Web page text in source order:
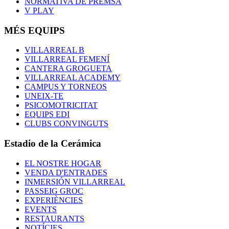
V PLAY
MÉS EQUIPS
VILLARREAL B
VILLARREAL FEMENÍ
CANTERA GROGUETA
VILLARREAL ACADEMY
CAMPUS Y TORNEOS
UNEIX-TE
PSICOMOTRICITAT
EQUIPS EDI
CLUBS CONVINGUTS
Estadio de la Cerámica
EL NOSTRE HOGAR
VENDA D'ENTRADES
INMERSIÓN VILLARREAL
PASSEIG GROC
EXPERIÈNCIES
EVENTS
RESTAURANTS